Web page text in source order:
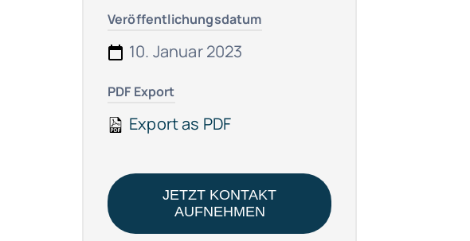
Veröffentlichungsdatum
10. Januar 2023
PDF Export
Export as PDF
JETZT KONTAKT
AUFNEHMEN